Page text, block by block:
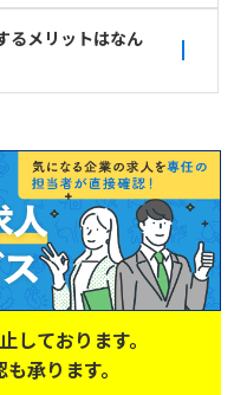
るメリットはなん
しております。
承ります。